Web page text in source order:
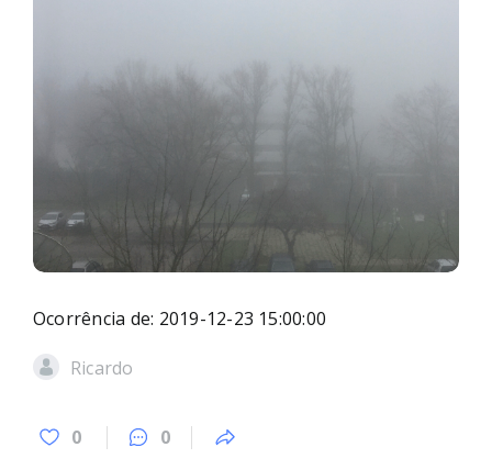
Ocorrência de: 2019-12-23 15:00:00
Ricardo
0 0